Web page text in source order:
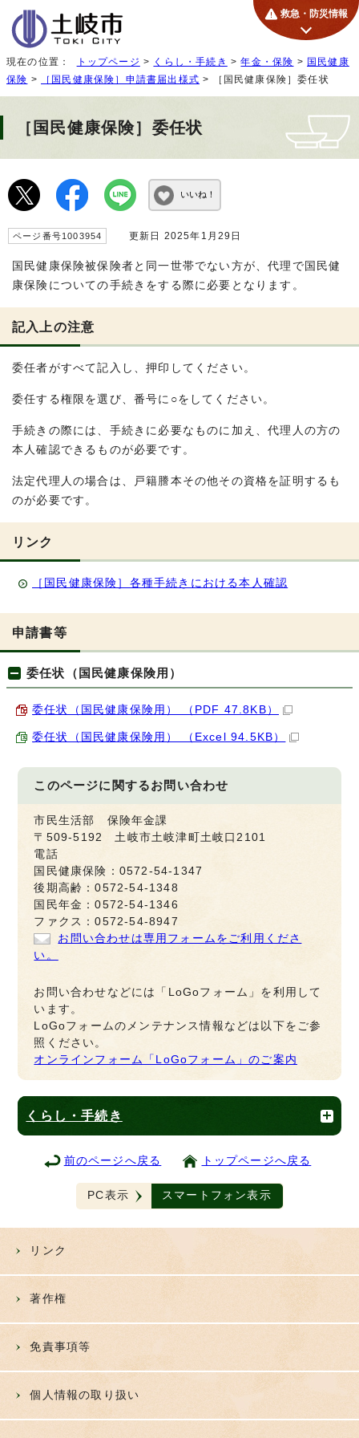
救急・防災情報
現在の位置： トップページ > くらし・手続き >年金・保険 > 国民健康
保険 > ［国民健康保険］申請書届出様式 > ［国民健康保険］委任状
［国民健康保険］委任状
いいね！
ページ番号1003954 更新日 2025年1月29日
国民健康保険被保険者と同一世帯でない方が、代理で国民健
康保険についての手続きをする際に必要となります。
記入上の注意
委任者がすべて記入し、押印してください。
委任する権限を選び、番号に○をしてください。
手続きの際には、手続きに必要なものに加え、代理人の方の
本人確認できるものが必要です。
法定代理人の場合は、戸籍謄本その他その資格を証明するも
のが必要です。
リンク
［国民健康保険］各種手続きにおける本人確認
申請書等
委任状（国民健康保険用）
委任状（国民健康保険用） （PDF 47.8KB）
委任状（国民健康保険用） （Excel 94.5KB）
このページに関するお問い合わせ
市民生活部 保険年金課
〒509-5192 土岐市土岐津町土岐口2101
電話
国民健康保険：0572-54-1347
後期高齢：0572-54-1348
国民年金：0572-54-1346
ファクス：0572-54-8947
お問い合わせは専用フォームをご利用くださ
い。
お問い合わせなどには「LoGoフォーム」を利用して
います。
LoGoフォームのメンテナンス情報などは以下をご参
照ください。
オンラインフォーム「LoGoフォーム」のご案内
くらし・手続き
前のページへ戻る トップページへ戻る
PC表示 スマートフォン表示
リンク
著作権
免責事項等
個人情報の取り扱い